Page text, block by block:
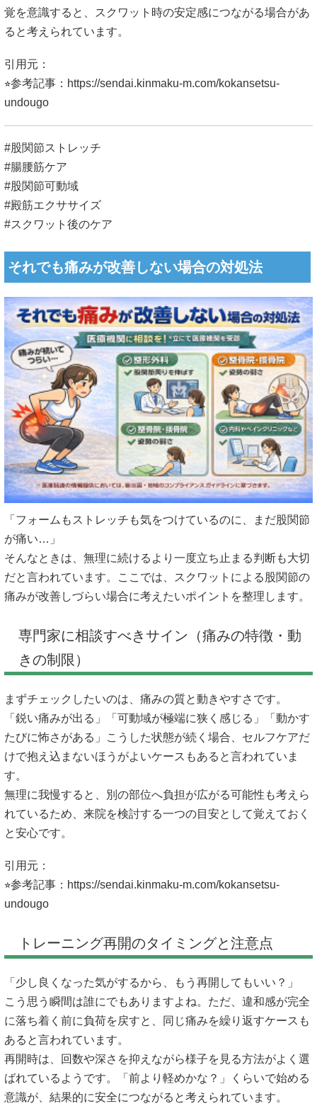
覚を意識すると、スクワット時の安定感につながる場合があ
ると考えられています。
引用元：
⭐︎参考記事： https://sendai.kinmaku-m.com/kokansetsu-
undougo
#股関節ストレッチ
#腸腰筋ケア
#股関節可動域
#殿筋エクササイズ
#スクワット後のケア
それでも痛みが改善しない場合の対処法
「フォームもストレッチも気をつけているのに、まだ股関節
が痛い…」
そんなときは、無理に続けるより一度立ち止まる判断も大切
だと言われています。ここでは、スクワットによる股関節の
痛みが改善しづらい場合に考えたいポイントを整理します。
専門家に相談すべきサイン（痛みの特徴・動
きの制限）
まずチェックしたいのは、痛みの質と動きやすさです。
「鋭い痛みが出る」「可動域が極端に狭く感じる」「動かす
たびに怖さがある」こうした状態が続く場合、セルフケアだ
けで抱え込まないほうがよいケースもあると言われていま
す。
無理に我慢すると、別の部位へ負担が広がる可能性も考えら
れているため、来院を検討する一つの目安として覚えておく
と安心です。
引用元：
⭐︎参考記事： https://sendai.kinmaku-m.com/kokansetsu-
undougo
トレーニング再開のタイミングと注意点
「少し良くなった気がするから、もう再開してもいい？」
こう思う瞬間は誰にでもありますよね。ただ、違和感が完全
に落ち着く前に負荷を戻すと、同じ痛みを繰り返すケースも
あると言われています。
再開時は、回数や深さを抑えながら様子を見る方法がよく選
ばれているようです。「前より軽めかな？」くらいで始める
意識が、結果的に安全につながると考えられています。